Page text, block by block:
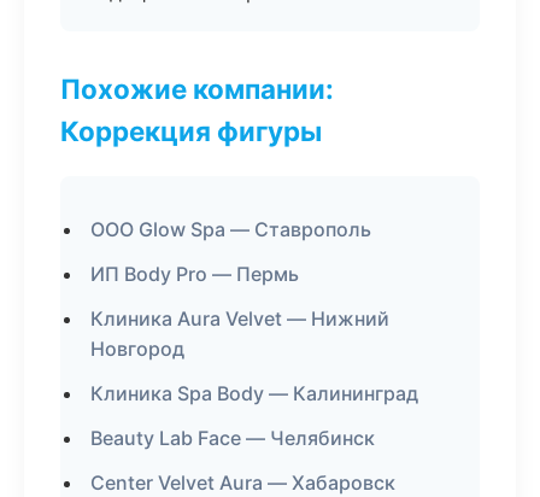
Похожие компании:
Коррекция фигуры
ООО Glow Spa — Ставрополь
ИП Body Pro — Пермь
Клиника Aura Velvet — Нижний
Новгород
Клиника Spa Body — Калининград
Beauty Lab Face — Челябинск
Center Velvet Aura — Хабаровск